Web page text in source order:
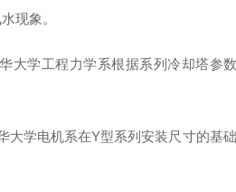
现象。
华大学工程力学系根据系列冷却塔
大学电机系在Y型系列安装尺寸的基